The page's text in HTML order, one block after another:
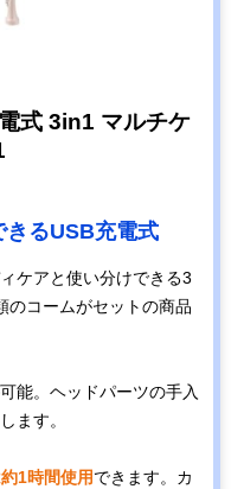
式 3in1 マルチケ
きるUSB充電式
ケアと使い分けできる3
のコームがセットの商品
能。ヘッドパーツの手入
ます。
1時間使用できます。カ